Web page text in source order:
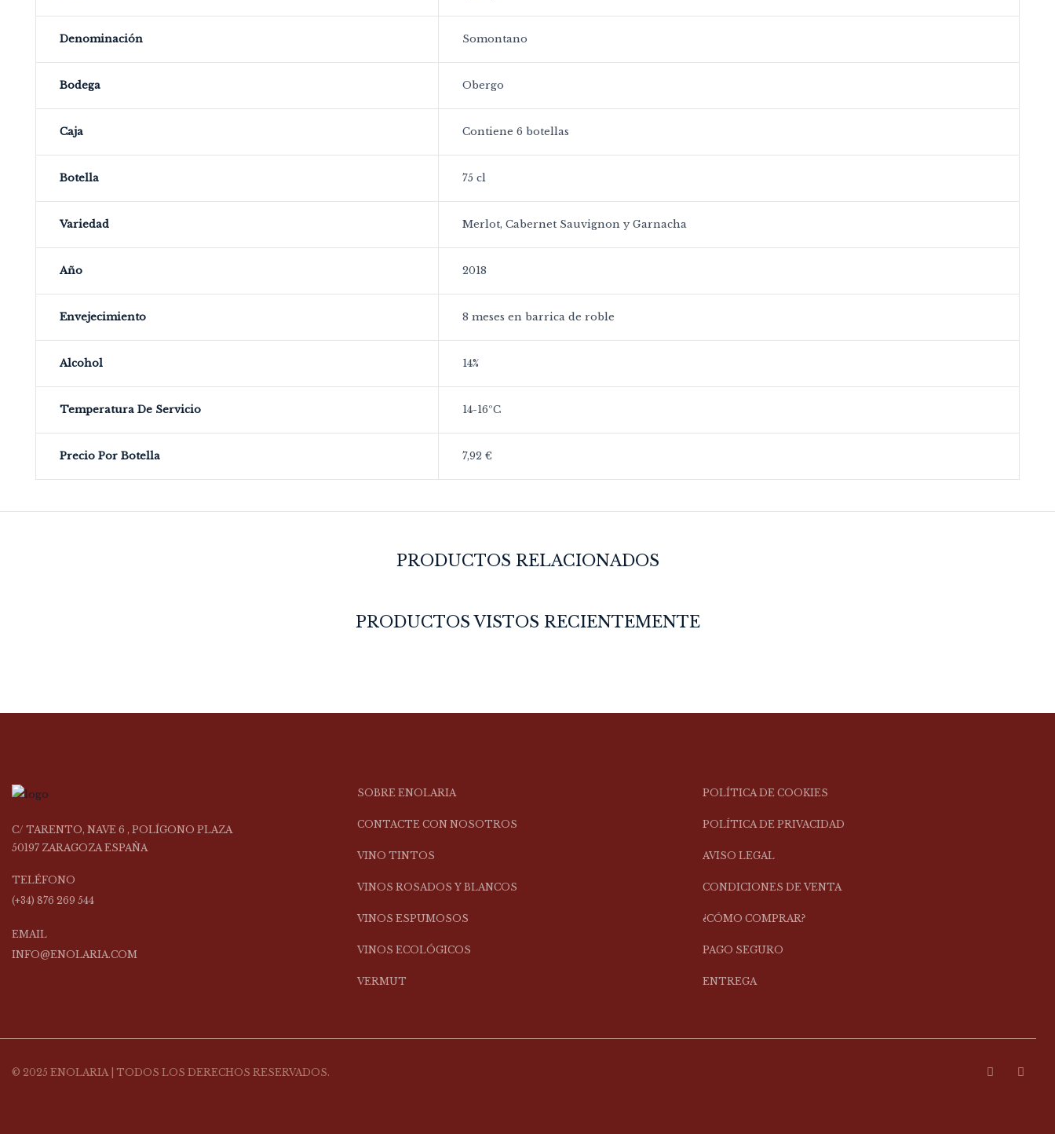
Denominación Somontano
Bodega Obergo
Caja Contiene 6 botellas
Botella 75 cl
Variedad Merlot, Cabernet Sauvignon y Garnacha
Año 2018
Envejecimiento 8 meses en barrica de roble
Alcohol 14%
Temperatura De Servicio 14-16ºC
Precio Por Botella 7,92 €
PRODUCTOS RELACIONADOS
PRODUCTOS VISTOS RECIENTEMENTE
C/ TARENTO, NAVE 6 , POLÍGONO PLAZA
50197 ZARAGOZA ESPAÑA
TELÉFONO
(+34) 876 269 544
EMAIL
INFO@ENOLARIA.COM
SOBRE ENOLARIA
CONTACTE CON NOSOTROS
VINO TINTOS
VINOS ROSADOS Y BLANCOS
VINOS ESPUMOSOS
VINOS ECOLÓGICOS
VERMUT
POLÍTICA DE COOKIES
POLÍTICA DE PRIVACIDAD
AVISO LEGAL
CONDICIONES DE VENTA
¿CÓMO COMPRAR?
PAGO SEGURO
ENTREGA
© 2025 ENOLARIA | TODOS LOS DERECHOS RESERVADOS.